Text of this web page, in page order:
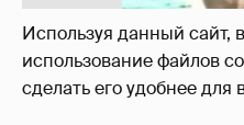
Используя данный сайт,
использование файлов
сделать его удобнее для